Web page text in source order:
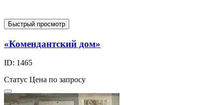
Быстрый просмотр
«Комендантский дом»
ID: 1465
Статус Цена по запросу